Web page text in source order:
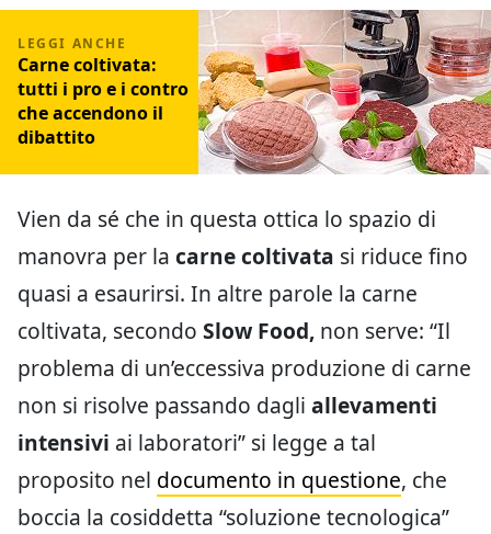
Carne coltivata:
tutti i pro e i contro
che accendono il
dibattito
Vien da sé che in questa ottica lo spazio di
manovra per la carne coltivata si riduce fino
quasi a esaurirsi. In altre parole la carne
coltivata, secondo Slow Food, non serve: “Il
problema di un’eccessiva produzione di carne
non si risolve passando dagli allevamenti
intensivi ai laboratori” si legge a tal
proposito nel documento in questione, che
boccia la cosiddetta “soluzione tecnologica”